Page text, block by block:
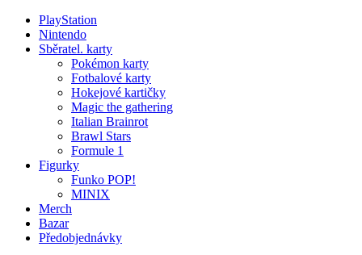
PlayStation
Nintendo
Sběratel. karty
Pokémon karty
Fotbalové karty
Hokejové kartičky
Magic the gathering
Italian Brainrot
Brawl Stars
Formule 1
Figurky
Funko POP!
MINIX
Merch
Bazar
Předobjednávky